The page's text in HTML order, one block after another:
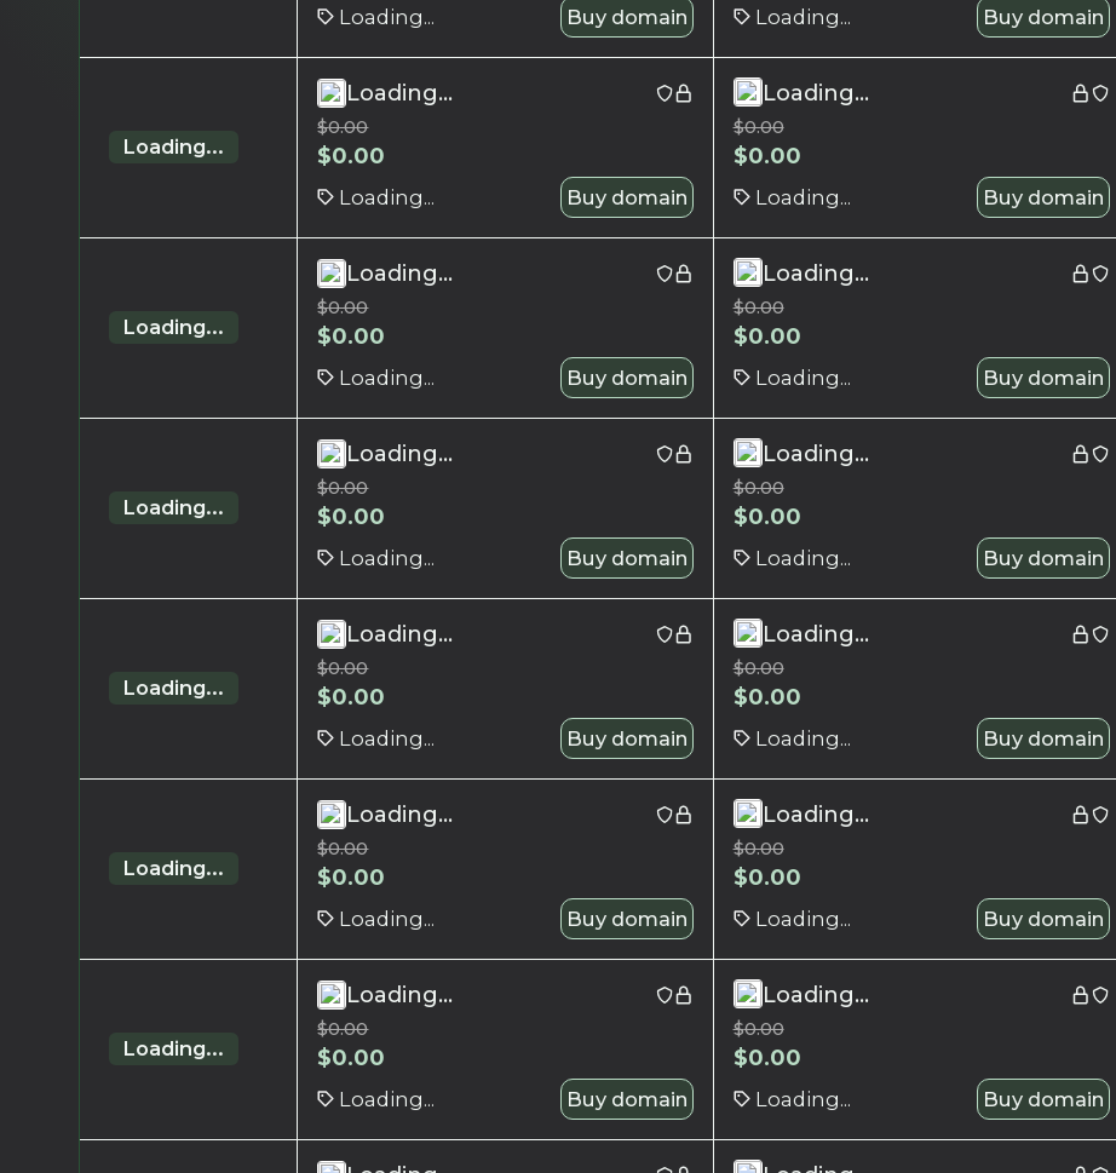
Loading... Buy domain Loading... Buy domain
Loading...
Loading...
$0.00
$0.00
Loading... Buy domain
Loading...
$0.00
$0.00
Loading... Buy domain
Loading...
Loading...
$0.00
$0.00
Loading... Buy domain
Loading...
$0.00
$0.00
Loading... Buy domain
Loading...
Loading...
$0.00
$0.00
Loading... Buy domain
Loading...
$0.00
$0.00
Loading... Buy domain
Loading...
Loading...
$0.00
$0.00
Loading... Buy domain
Loading...
$0.00
$0.00
Loading... Buy domain
Loading...
Loading...
$0.00
$0.00
Loading... Buy domain
Loading...
$0.00
$0.00
Loading... Buy domain
Loading...
Loading...
$0.00
$0.00
Loading... Buy domain
Loading...
$0.00
$0.00
Loading... Buy domain